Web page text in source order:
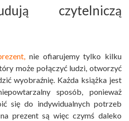
czytelniczą
nie ofiarujemy tylko kilku
może połączyć ludzi, otworzyć
wyobraźnię. Każda książka jest
sposób, ponieważ
się do indywidualnych potrzeb
prezent są więc czymś daleko